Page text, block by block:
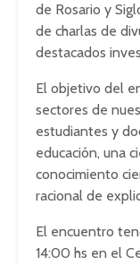
de Rosario y
de charlas de
destacados
El objetivo del
sectores de
estudiantes y
educación, una
conocimiento
racional de
El encuentro
14:00 hs en el